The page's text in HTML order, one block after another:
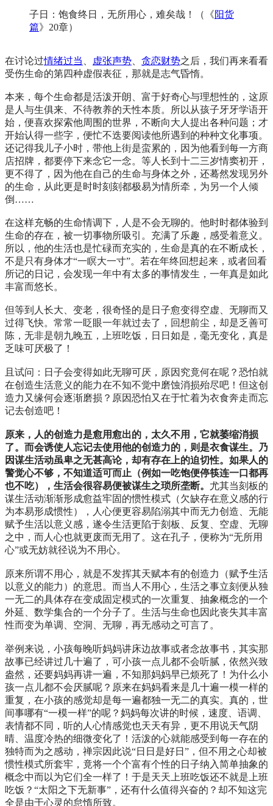
子日：饱食终日，无所用心，难矣哉！（《阳货
篇》20章）
在讨论过情绪过当 虚张声势 贪恋财势之后，我们再来看看
受伤生命的第四种虚假表征，那就是志气昏惰。
本来，每个生命都是活泼开朗、富于好奇心与理想性的，这原
是人与生俱来、不待教养的天性本质。所以从孩子牙牙学语开
始，便喜欢探索他周围的世界，不断向大人提出各种问题；才
开始认得一些字，便忙不迭要阅读他所遇到的种种文化事项。
还记得我儿子小时，带他上街是蛮累的，因为他看到每一方商
店招牌，都要停下来念它一念。等人长到十二三岁情窦初开，
更不得了，因为他在自己的生命与身体之外，还蓦然发现另外
的生命，从此更是时时刻刻都极易为情所牵，为另一个人倾
倒……
在这样充畅的生命情调下，人是不会无聊的。他时时都体验到
生命的存在，被一切事物所吸引。充满了乐趣，感受着意义。
所以，他的生活也是忙碌而充实的，生命是真的在不断成长，
不是只有身体才“一瞑大一寸”。若在年终回想起来，或者回看
所记的日记，会发现一年中有太多的事情发生，一年真是如此
丰富而悠长。
但等到人长大、变老，很奇怪的是日子愈变得空虚、无聊而又
过得飞快。常常一眨眼一年就过去了，回想前尘，却是乏善可
陈，无非是朝九晚五，上班吃饭，日日如是，毫无变化，真是
乏味可厌极了！
且试问：日子会变得如此无聊可厌，原因究竟何在呢？恐怕就
在创造生活意义的能力在不知不觉中磨蚀消损殆尽吧！但这创
造力又缘何会逐渐磨损？原因恐怕又在于忙着为衣食奔走而忘
记去创造吧！
原来，人的创造力是愈用愈出的，太久不用，它就萎缩消损
了。而会诱使人忘记去使用他的创造力的，则是衣食谋生。乃
因谋生活动虽卑之无甚高论，却有存在上的迫切性。如果人的
警觉心不够，不知道适可而止（例如一吃饱便停筷连一口都再
也不吃），生活会很容易便被谋生之琐所垄断。 尤其当刻板的
谋生活动渐渐形成愈益牢固的惯性模式（欠缺存在意义感的行
为本易形成惯性），人心便更容易陷溺其中而无力创造、无能
赋予生活以意义感，遂令生活更陷于刻板、反复、空虚、无聊
之中，而人心也就更废而无用了。这在孔子，便称为“无所用
心”或无妨就径说为不用心。
原来所谓不用心，就是不发挥其天赋本有的创造力（赋予生活
以意义的能力）的意思。而当人不用心，生活之事立刻便从独
一无二的具体存在变成固定模式的一次重复、抽象概念的一个
外延、数学集合的一个分子了。生活与生命也因此丧失其丰富
性而变为单调、空洞、无聊，再无感动之可言了。
举例来说，小孩每晚听妈妈讲床边故事或者念故事书，其实那
故事已经讲过几十遍了，可小孩一点儿都不会听腻，依然兴致
盎然，还要妈妈再讲一遍，不知那妈妈早已烦死了！为什么小
孩一点儿都不会厌腻呢？原来在妈妈看来是几十遍一模一样的
重复，在小孩的感觉却是每一遍都独一无二的真实。真的，世
间事哪有“一模一样”的呢？妈妈每次讲的时候，速度、语调、
表情都不同，听的人心情感觉也天天有异，更不用说天气阴
晴、温度冷热的细微变化了！活泼的心就能感受到每一存在的
独特而为之感动，禅宗因此说“日日是好日”，但不用之心却被
惯性模式所套牢，竟将一个个富有个性的日子纳入简单抽象的
概念中而以为它们全一样了！于是天天上班吃饭还不就是上班
吃饭？“太阳之下无新事”，还有什么值得兴奋的？却不知这完
全是由于心灵的怠惰所致。